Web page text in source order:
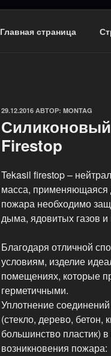
Главная страница
ОПУБЛИКОВАНО
29.12.2016 АВТОР: MONTAG
Firestop
Tekasil firestop –
масса, применяющаяся
пожара необходимо
дыма, ядовитых газов
Благодаря отличной
условиям, изделие
помещениях, которые
герметичными.
Уплотнение
(стекло, дерево, бетон,
большинство пластик)
возникновения пожара: